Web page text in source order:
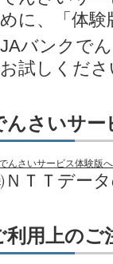
めに、「体
JAバンクで
お試しくださ
んさいサー
んさいサービス体験版へ
ＮＴＴデー
利用上のご